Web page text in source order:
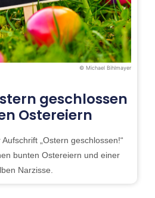
© Michael Bihlmayer
geschlossen
Ostereiern
„Ostern geschlossen!“
bunten Ostereiern und einer
Narzisse.